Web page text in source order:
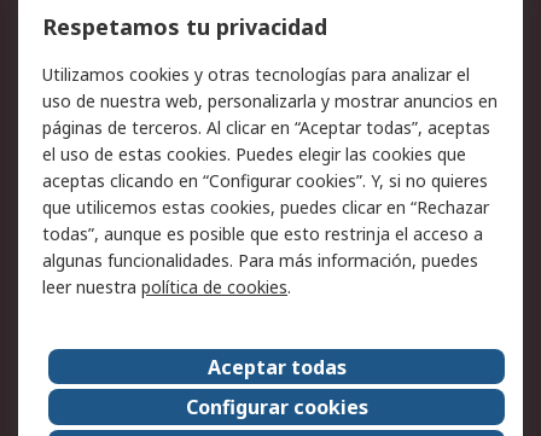
Cómo realizar pedidos
Devoluciones
Facturación y pago
Ofertas
Soporte técnico
Legal
Aviso legal
Política de privacidad -
Actualizada
Política sobre cookies
Seguridad de emails
Certificaciones de
Condiciones de venta
Acerca de RS
Acerca de RS RS Group
Respetamos tu privacidad
Utilizamos cookies y otras tecnologías para analizar el
uso de nuestra web, personalizarla y mostrar anuncios en
páginas de terceros. Al clicar en “Aceptar todas”, aceptas
el uso de estas cookies. Puedes elegir las cookies que
aceptas clicando en “Configurar cookies”. Y, si no quieres
que utilicemos estas cookies, puedes clicar en “Rechazar
todas”, aunque es posible que esto restrinja el acceso a
algunas funcionalidades. Para más información, puedes
leer nuestra política de cookies.
Aceptar todas
Configurar cookies